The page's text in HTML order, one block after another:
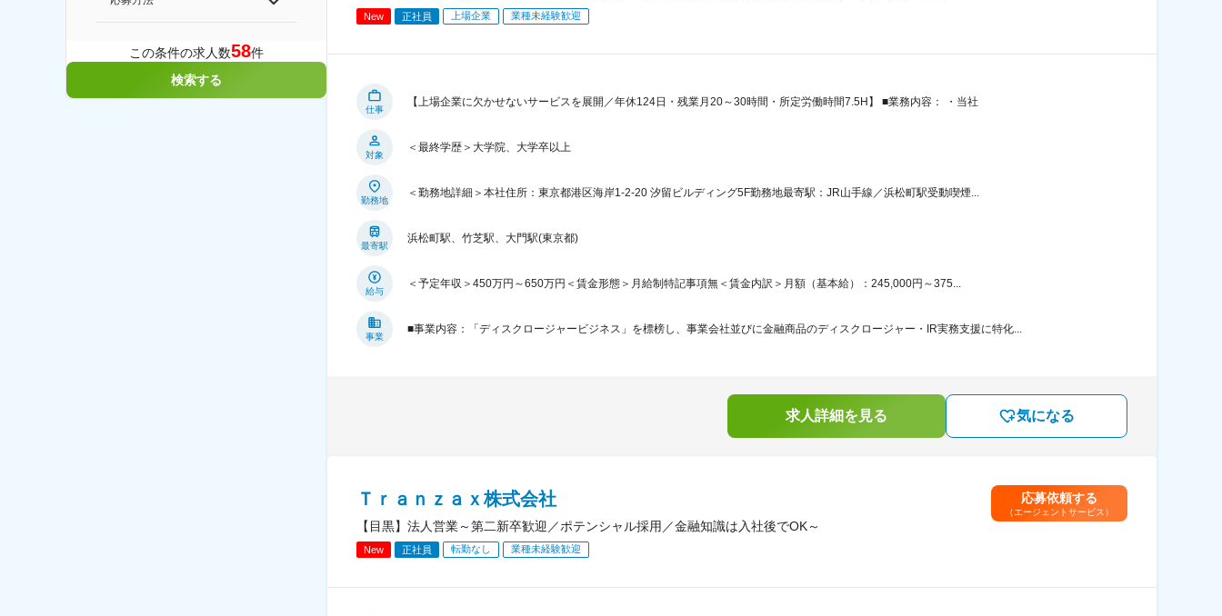
この条件の求人数58件
検索する
New 正社員 上場企業 業種未経験歓迎
仕事
【上場企業に欠かせないサービスを展開／年休124日・残業月20～30時間・所定労働時間7.5H】 ■業務内容： ・当社
対象
＜最終学歴＞大学院、大学卒以上
勤務地
＜勤務地詳細＞本社住所：東京都港区海岸1-2-20 汐留ビルディング5F勤務地最寄駅：JR山手線／浜松町駅受動喫煙...
最寄駅
浜松町駅、竹芝駅、大門駅(東京都)
給与
＜予定年収＞450万円～650万円＜賃金形態＞月給制特記事項無＜賃金内訳＞月額（基本給）：245,000円～375...
事業
■事業内容：「ディスクロージャービジネス」を標榜し、事業会社並びに金融商品のディスクロージャー・IR実務支援に特化...
求人詳細を見る 気になる
Ｔｒａｎｚａｘ株式会社
【目黒】法人営業～第二新卒歓迎／ポテンシャル採用／金融知識は入社後でOK～
New 正社員 転勤なし 業種未経験歓迎
応募依頼する
（エージェントサービス）